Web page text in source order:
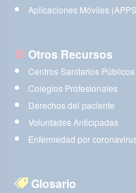
Aplicaciones Móviles
Otros Recursos
Centros Sanitarios Públicos
Colegios Profesionales
Derechos del paciente
Voluntades Anticipadas
Enfermedad por
Glosario